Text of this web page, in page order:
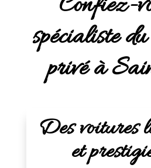
spécialiste
privé à
Des voitures
et